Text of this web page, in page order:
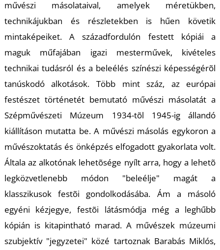
művészi másolataival, amelyek méretükben,
technikájukban és részletekben is hűen követik
mintaképeiket. A századfordulón festett kópiái a
maguk műfajában igazi mesterművek, kivételes
technikai tudásról és a beleélés színészi képességérõl
tanúskodó alkotások. Több mint száz, az európai
festészet történetét bemutató művészi másolatát a
Szépművészeti Múzeum 1934-tõl 1945-ig állandó
kiállításon mutatta be. A művészi másolás egykoron a
művészoktatás és önképzés elfogadott gyakorlata volt.
Általa az alkotónak lehetõsége nyílt arra, hogy a lehetõ
legközvetlenebb módon "beleélje" magát a
klasszikusok festõi gondolkodásába. Ám a másoló
egyéni kézjegye, festõi látásmódja még a leghűbb
kópián is kitapintható marad. A művészek múzeumi
szubjektív "jegyzetei" közé tartoznak Barabás Miklós,